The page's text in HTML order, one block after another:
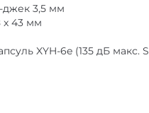
x 43 мм
XYH-6e (135 дБ макс.